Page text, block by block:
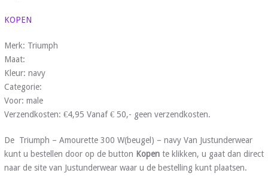
KOPEN
Merk: Triumph
Maat:
Kleur: navy
Categorie:
Voor: male
Verzendkosten: €4,95 Vanaf € 50,- geen verzendkosten.
De Triumph – Amourette 300 W(beugel) – navy Van Justunderwear
kunt u bestellen door op de button Kopente klikken, u gaat dan direct
naar de site van Justunderwear waar u de bestelling kunt plaatsen.